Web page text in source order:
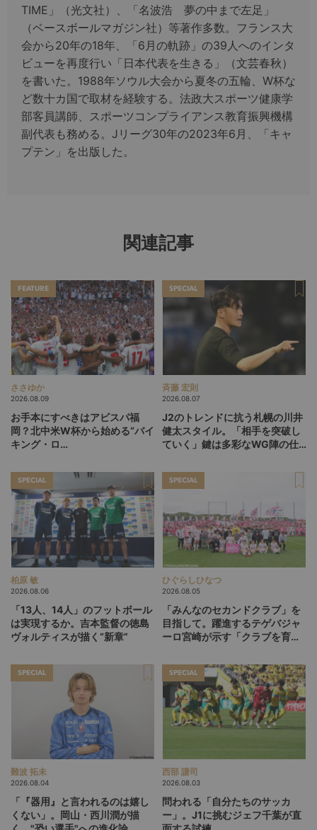
TIME」（光文社）、「名波浩 夢の中まで左足」
（ベースボールマガジン社）等著作多数。フランス大
会から20年の18年、「6月の軌跡」の39人へのインタ
ビューを再度行い「日本代表を生きる」（文芸春秋）
を書いた。1988年ソウル大会から夏冬の五輪、W杯な
ど数十カ国で取材を経験する。法政大スポーツ健康学
部客員講師、スポーツコンプライアンス教育振興機構
副代表も務める。Jリーグ30年の2023年6月、「キャ
プテン」を出版した。
関連記事
FEATURE
ささゆか
2026.08.09
お手本にすべきはアビスパ福
岡？北中米W杯から始める“バイ
キング・ロ
探す旅
SPECIAL
斉藤 宏則
2026.08.07
J2のトレンドに抗う札幌の川井
健太スタイル。「相手を突破し
ていく」鍵は多彩なWG陣の仕
SPECIAL
柏原 敏
2026.08.06
「13人、14人」のフットボール
は実現するか。吉本監督の徳島
ヴォルティスが描く“新章”
SPECIAL
ひぐらしひなつ
2026.08.05
「みんなのセカンドクラブ」を
目指して。躍進するテゲバジャ
ーロ宮崎が示す「クラブを育て
SPECIAL
難波 拓未
2026.08.04
「『器用』と言われるのは嬉し
くない」。岡山・西川潤が描
SPECIAL
西部 謙司
2026.08.03
問われる「自分たちのサッカ
ー」。J1に挑むジェフ千葉が直